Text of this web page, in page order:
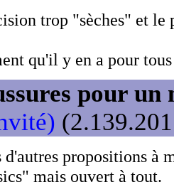
trop "sèches" et le
qu'il y en a pour
pour
d'autres propositions à
mais ouvert à tout.